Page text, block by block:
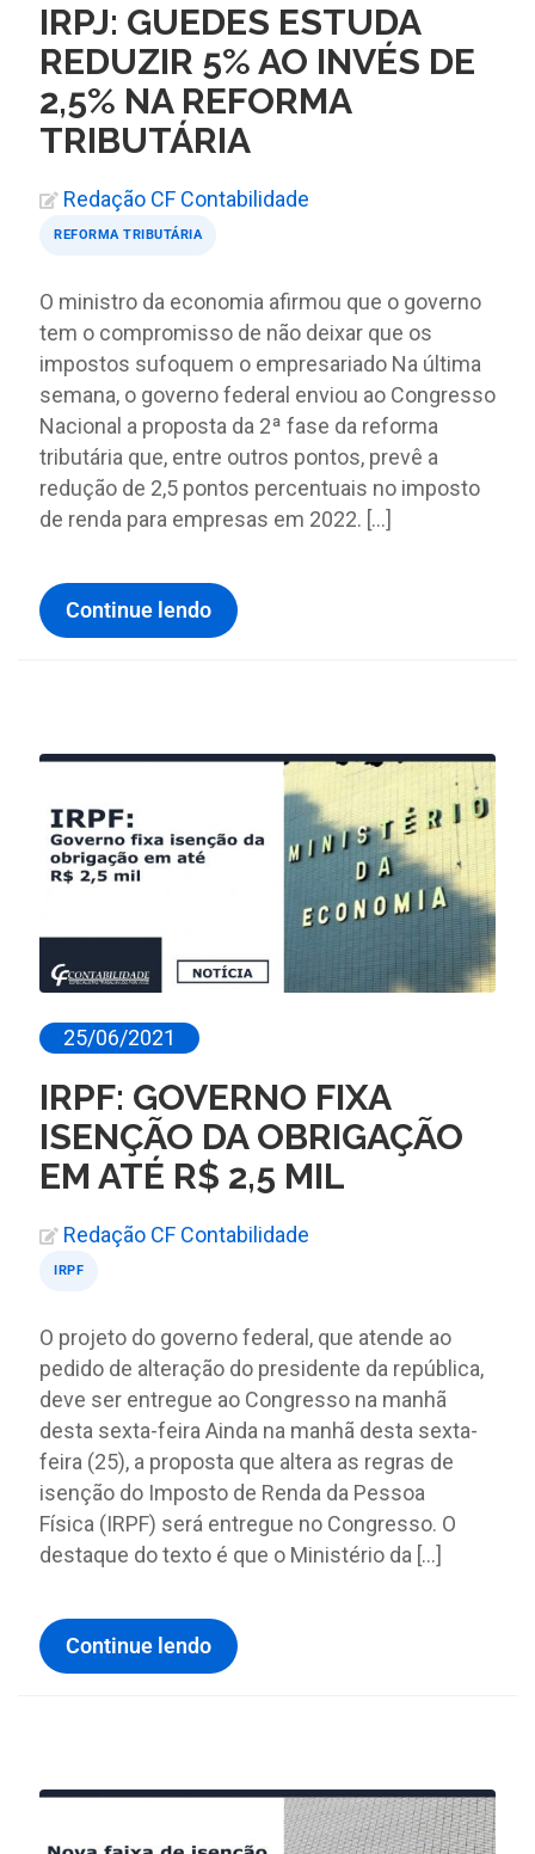
IRPJ: GUEDES ESTUDA
REDUZIR 5% AO INVÉS DE
2,5% NA REFORMA
TRIBUTÁRIA
Redação CF Contabilidade
REFORMA TRIBUTÁRIA
O ministro da economia afirmou que o governo
tem o compromisso de não deixar que os
impostos sufoquem o empresariado Na última
semana, o governo federal enviou ao Congresso
Nacional a proposta da 2ª fase da reforma
tributária que, entre outros pontos, prevê a
redução de 2,5 pontos percentuais no imposto
de renda para empresas em 2022. […]
Continue lendo
25/06/2021
IRPF: GOVERNO FIXA
ISENÇÃO DA OBRIGAÇÃO
EM ATÉ R$ 2,5 MIL
Redação CF Contabilidade
IRPF
O projeto do governo federal, que atende ao
pedido de alteração do presidente da república,
deve ser entregue ao Congresso na manhã
desta sexta-feira Ainda na manhã desta sexta-
feira (25), a proposta que altera as regras de
isenção do Imposto de Renda da Pessoa
Física (IRPF) será entregue no Congresso. O
destaque do texto é que o Ministério da […]
Continue lendo